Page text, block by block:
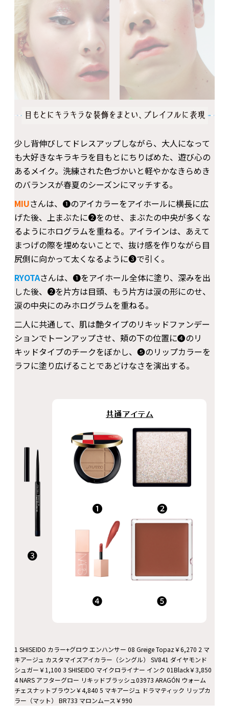
少し背伸びしてドレスアップしながら、大人になって
も大好きなキラキラを目もとにちりばめた、遊び心の
あるメイク。洗練された色づかいと軽やかなきらめき
のバランスが春夏のシーズンにマッチする。
MIUさんは、❶のアイカラーをアイホールに横長に広
げた後、上まぶたに❷をのせ、まぶたの中央が多くな
るようにホログラムを重ねる。アイラインは、あえて
まつげの際を埋めないことで、抜け感を作りながら目
尻側に向かって太くなるように❸で引く。
RYOTAさんは、❶をアイホール全体に塗り、深みを出
した後、❷を片方は目頭、もう片方は涙の形にのせ、
涙の中央にのみホログラムを重ねる。
二人に共通して、肌は艶タイプのリキッドファンデー
ションでトーンアップさせ、頬の下の位置に❹のリ
キッドタイプのチークをぼかし、❺のリップカラーを
ラフに塗り広げることであどけなさを演出する。
❸
共通アイテム
❶ ❷
❹ ❺
1 SHISEIDO カラー+グロウ エンハンサー 08 Greige Topaz￥6,270 2 マ
キアージュ カスタマイズアイカラー（シングル） SV841 ダイヤモンド
シュガー￥1,100 3 SHISEIDO マイクロライナー インク 01Black￥3,850
4 NARS アフターグロー リキッドブラッシュ03973 ARAGÓN ウォーム
チェスナットブラウン￥4,840 5 マキアージュ ドラマティック リップカ
ラー（マット） BR733 マロンムース￥990